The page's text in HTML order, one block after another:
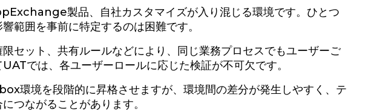
製品、自社カスタマイズが入り混じる環境です。ひとつ
範囲を事前に特定するのは困難です。
セット、共有ルールなどにより、同じ業務プロセスでもユーザーご
では、各ユーザーロールに応じた検証が不可欠です。
環境を段階的に昇格させますが、環境間の差分が発生しやすく、テ
つながることがあります。